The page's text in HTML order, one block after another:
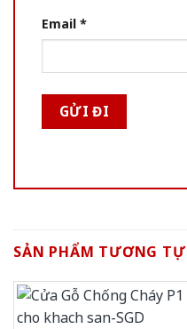
Email *
SẢN PHẨM TƯƠNG TỰ